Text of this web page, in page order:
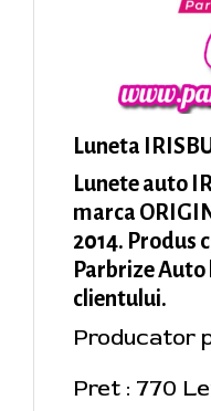
Luneta
Lunete auto
marca
2014. Produs
Parbrize Auto
clientului.
Producator
Pret : 770